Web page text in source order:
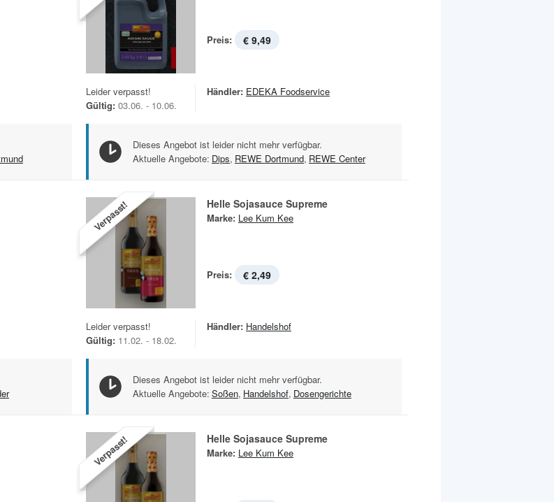
Preis: € 9,49
Leider verpasst!
Gültig: 03.06. - 10.06.
Händler: EDEKA Foodservice
Dieses Angebot ist leider nicht mehr verfügbar.
Aktuelle Angebote: Dips, REWE Dortmund, REWE Center
Verpasst! Helle Sojasauce Supreme
Marke: Lee Kum Kee
Preis: € 2,49
Leider verpasst!
Gültig: 11.02. - 18.02.
Händler: Handelshof
Dieses Angebot ist leider nicht mehr verfügbar.
Aktuelle Angebote: Soßen, Handelshof, Dosengerichte
Verpasst! Helle Sojasauce Supreme
Marke: Lee Kum Kee